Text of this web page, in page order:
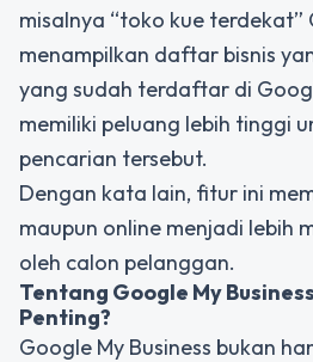
misalnya “toko kue terdekat”
menampilkan daftar bisnis
yang sudah terdaftar di
memiliki peluang lebih tinggi
pencarian tersebut.
Dengan kata lain, fitur ini
maupun online menjadi lebih
oleh calon pelanggan.
Tentang Google My
Penting?
Google My Business bukan